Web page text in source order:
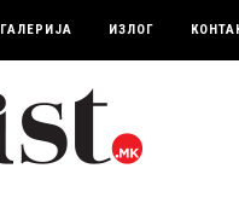
ГАЛЕРИЈА ИЗЛОГ